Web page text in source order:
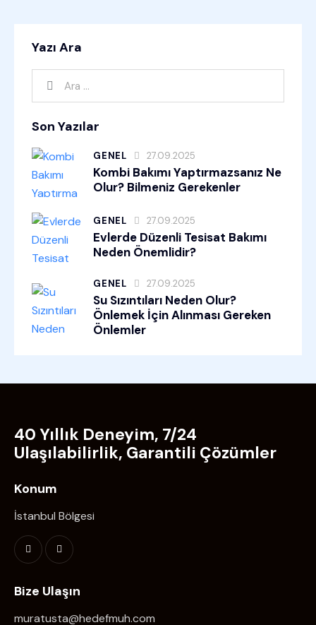
Yazı Ara
Son Yazılar
GENEL 27.09.2025
Kombi Bakımı Yaptırmazsanız Ne
Olur? Bilmeniz Gerekenler
GENEL 27.09.2025
Evlerde Düzenli Tesisat Bakımı
Neden Önemlidir?
GENEL 27.09.2025
Su Sızıntıları Neden Olur?
Önlemek İçin Alınması Gereken
Önlemler
40 Yıllık Deneyim, 7/24
Ulaşılabilirlik, Garantili Çözümler
Konum
İstanbul Bölgesi
Bize Ulaşın
muratusta@hedefmuh.com